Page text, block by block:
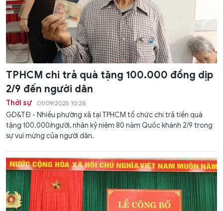
TPHCM chi trả quà tặng 100.000 đồng dịp
2/9 đến người dân
Thời sự 01/09/2025 10:28
GD&TĐ - Nhiều phường xã tại TPHCM tổ chức chi trả tiền quà
tặng 100.000/người, nhân kỷ niệm 80 năm Quốc khánh 2/9 trong
sự vui mừng của người dân.